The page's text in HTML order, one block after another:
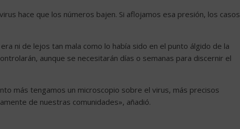
hace que los números bajen. Si aflojamos esa presión, los casos
ni de lejos tan mala como lo había sido en el punto álgido de la
aunque se necesitarán días o semanas para discernir el
más tengamos un microscopio sobre el virus, más precisos
de nuestras comunidades», añadió.